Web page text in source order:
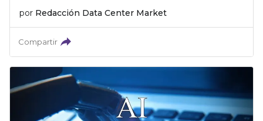
por Redacción Data Center Market
Compartir